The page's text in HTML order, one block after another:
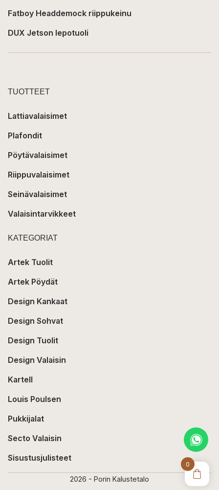
0
Fatboy Headdemock riippukeinu
DUX Jetson lepotuoli
TUOTTEET
Lattiavalaisimet
Plafondit
Pöytävalaisimet
Riippuvalaisimet
Seinävalaisimet
Valaisintarvikkeet
KATEGORIAT
Artek Tuolit
Artek Pöydät
Design Kankaat
Design Sohvat
Design Tuolit
Design Valaisin
Kartell
Louis Poulsen
Pukkijalat
Secto Valaisin
Sisustusjulisteet
2026 - Porin Kalustetalo